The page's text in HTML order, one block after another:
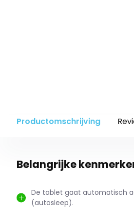
Productomschrijving
Belangrijke
De tablet gaat automatisch
(autosleep).